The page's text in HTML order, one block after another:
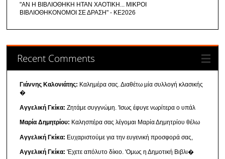
"ΑΝ Η ΒΙΒΛΙΟΘΗΚΗ ΗΤΑΝ ΧΑΟΤΙΚΗ... ΜΙΚΡΟΙ
ΒΙΒΛΙΟΘΗΚΟΝΟΜΟΙ ΣΕ ΔΡΑΣΗ" - ΚΕ2026
Recent Comments
Γιάννης Καλονιάτης: Καλημέρα σας. Διαθέτω μία συλλογή κλασικής
�
Αγγελική Γκίκα: Ζητάμε συγγνώμη. 'Ισως έφυγε νωρίτερα ο υπάλ
Μαρία Δημητρίου: Καλησπέρα σας λέγομαι Μαρία Δημητρίου θέλω
Αγγελική Γκίκα: Ευχαριστούμε για την ευγενική προσφορά σας,
Αγγελική Γκίκα: 'Εχετε απόλυτο δίκιο. 'Ομως η Δημοτική Βιβλι�